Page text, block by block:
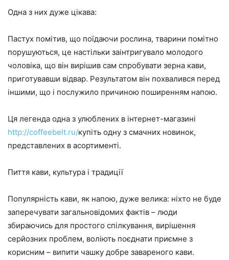
Одна з них дуже цікава:
Пастух помітив, що поїдаючи рослина, тварини помітно
порушуються, це настільки заінтригувало молодого
чоловіка, що він вирішив сам спробувати зерна кави,
приготувавши відвар. Результатом він похвалився перед
іншими, що і послужило причиною поширенням напою.
Ця легенда одна з улюблених в інтернет-магазині
http://coffeebelt.ru/купіть одну з смачних новинок,
представлених в асортименті.
Пиття кави, культура і традиції
Популярність кави, як напою, дуже велика: ніхто не буде
заперечувати загальновідомих фактів – люди
збираючись для простого спілкування, вирішення
серйозних проблем, воліють поєднати приємне з
корисним – випити чашку добре завареного кави.